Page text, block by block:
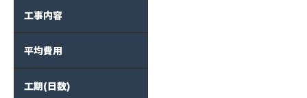
工事内容
平均費用
工期(日数)